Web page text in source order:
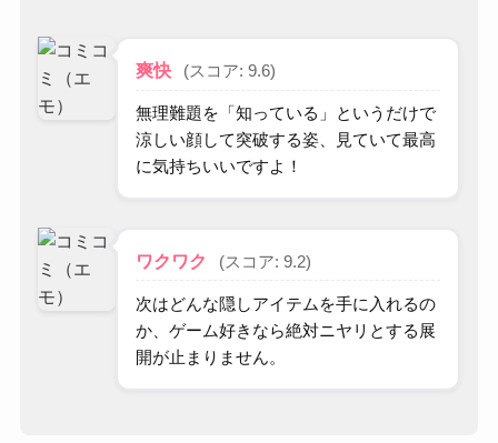
爽快 (スコア: 9.6)
無理難題を「知っている」というだけで
涼しい顔して突破する姿、見ていて最高
に気持ちいいですよ！
ワクワク (スコア: 9.2)
次はどんな隠しアイテムを手に入れるの
か、ゲーム好きなら絶対ニヤリとする展
開が止まりません。